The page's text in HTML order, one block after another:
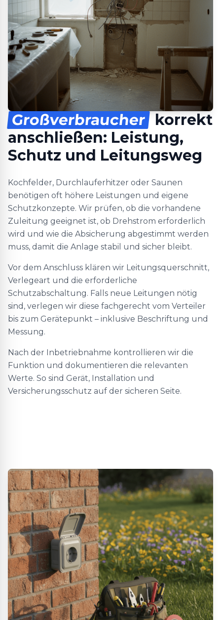
Großverbraucher korrekt
anschließen: Leistung,
Schutz und Leitungsweg
Kochfelder, Durchlauferhitzer oder Saunen
benötigen oft höhere Leistungen und eigene
Schutzkonzepte. Wir prüfen, ob die vorhandene
Zuleitung geeignet ist, ob Drehstrom erforderlich
wird und wie die Absicherung abgestimmt werden
muss, damit die Anlage stabil und sicher bleibt.
Vor dem Anschluss klären wir Leitungsquerschnitt,
Verlegeart und die erforderliche
Schutzabschaltung. Falls neue Leitungen nötig
sind, verlegen wir diese fachgerecht vom Verteiler
bis zum Gerätepunkt – inklusive Beschriftung und
Messung.
Nach der Inbetriebnahme kontrollieren wir die
Funktion und dokumentieren die relevanten
Werte. So sind Gerät, Installation und
Versicherungsschutz auf der sicheren Seite.